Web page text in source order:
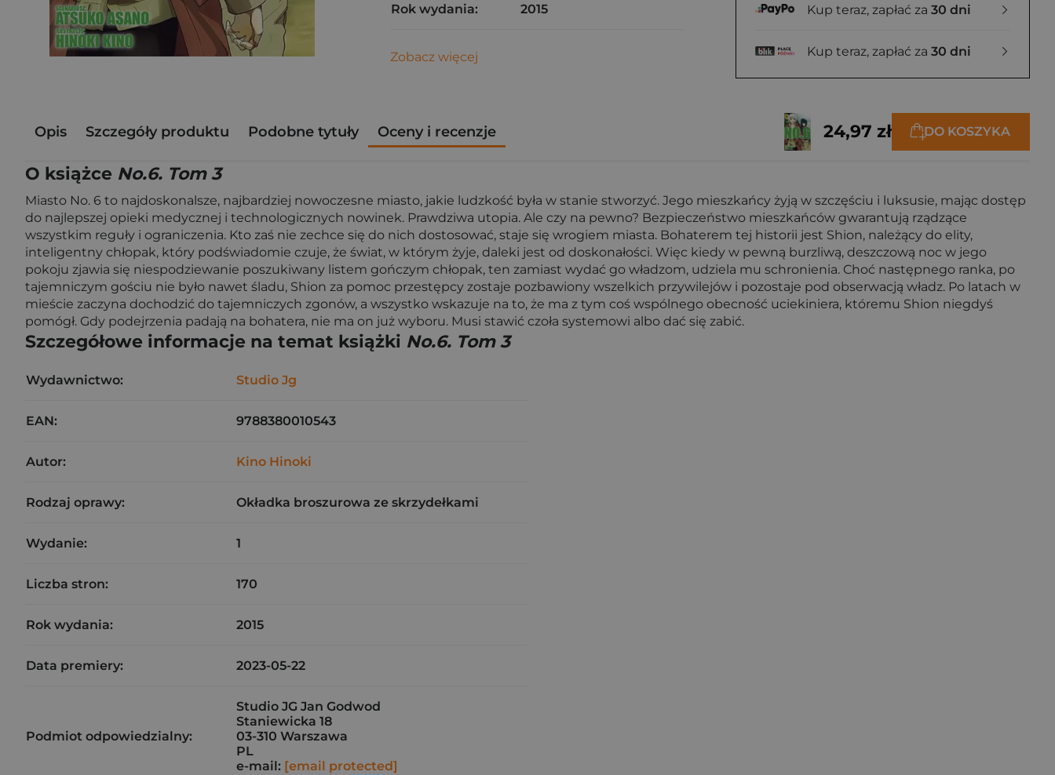
Kup teraz, zapłać za 30 dni
Kup teraz, zapłać za 30 dni
Rok wydania: 2015
Zobacz więcej
Opis Szczegóły produktu Podobne tytuły Oceny i recenzje 24,97 zł DO KOSZYKA
O książce No.6. Tom 3
Miasto No. 6 to najdoskonalsze, najbardziej nowoczesne miasto, jakie ludzkość była w stanie stworzyć. Jego mieszkańcy żyją w szczęściu i luksusie, mając dostęp
do najlepszej opieki medycznej i technologicznych nowinek. Prawdziwa utopia. Ale czy na pewno? Bezpieczeństwo mieszkańców gwarantują rządzące
wszystkim reguły i ograniczenia. Kto zaś nie zechce się do nich dostosować, staje się wrogiem miasta. Bohaterem tej historii jest Shion, należący do elity,
inteligentny chłopak, który podświadomie czuje, że świat, w którym żyje, daleki jest od doskonałości. Więc kiedy w pewną burzliwą, deszczową noc w jego
pokoju zjawia się niespodziewanie poszukiwany listem gończym chłopak, ten zamiast wydać go władzom, udziela mu schronienia. Choć następnego ranka, po
tajemniczym gościu nie było nawet śladu, Shion za pomoc przestępcy zostaje pozbawiony wszelkich przywilejów i pozostaje pod obserwacją władz. Po latach w
mieście zaczyna dochodzić do tajemniczych zgonów, a wszystko wskazuje na to, że ma z tym coś wspólnego obecność uciekiniera, któremu Shion niegdyś
pomógł. Gdy podejrzenia padają na bohatera, nie ma on już wyboru. Musi stawić czoła systemowi albo dać się zabić.
Szczegółowe informacje na temat książki No.6. Tom 3
Wydawnictwo: Studio Jg
EAN: 9788380010543
Autor: Kino Hinoki
Rodzaj oprawy: Okładka broszurowa ze skrzydełkami
Wydanie: 1
Liczba stron: 170
Rok wydania: 2015
Data premiery: 2023-05-22
Podmiot odpowiedzialny:
Studio JG Jan Godwod
Staniewicka 18
03-310 Warszawa
PL
e-mail: [email protected]